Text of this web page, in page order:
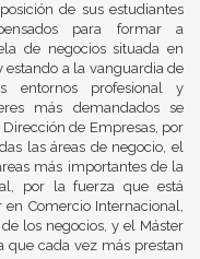
de sus estudiantes
para formar a
de negocios situada en
a la vanguardia de
profesional y
más demandados se
de Empresas, por
las áreas de negocio, el
más importantes de la
por la fuerza que está
Comercio Internacional,
los negocios, y el Máster
que cada vez más prestan